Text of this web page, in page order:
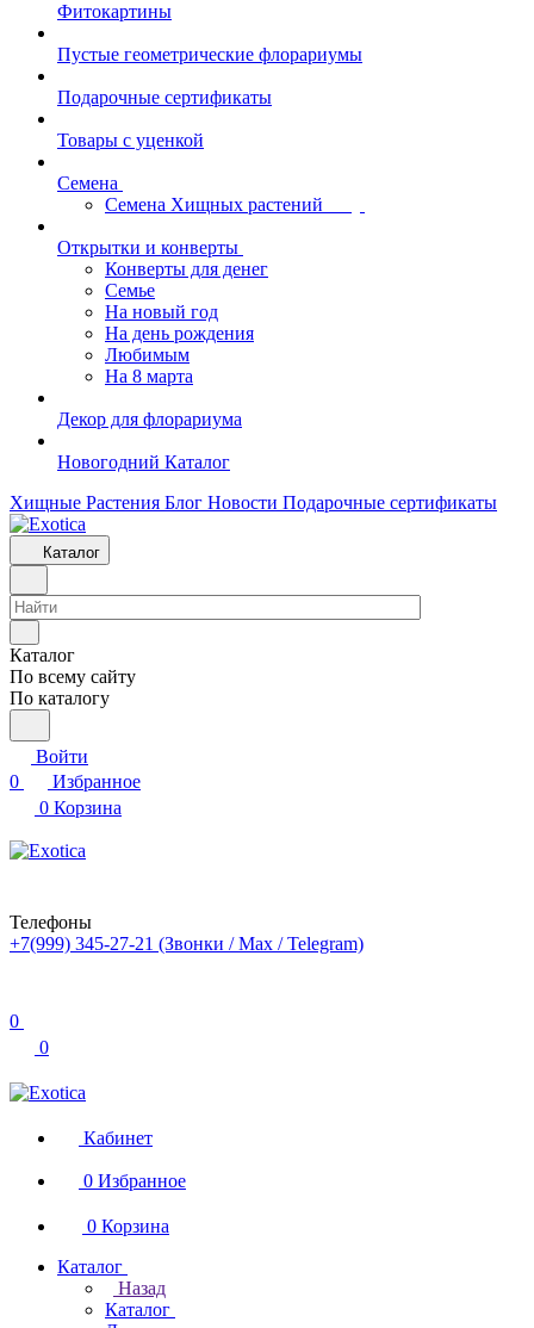
Фитокартины
Пустые геометрические флорариумы
Подарочные сертификаты
Товары с уценкой
Семена
Семена Хищных растений
Открытки и конверты
Конверты для денег
Семье
На новый год
На день рождения
Любимым
На 8 марта
Декор для флорариума
Новогодний Каталог
Хищные Растения Блог Новости Подарочные сертификаты
Каталог
Каталог
По всему сайту
По каталогу
Войти
0
Избранное
0 Корзина
Телефоны
+7(999) 345-27-21 (Звонки / Max / Telegram)
0
0
Кабинет
0 Избранное
0 Корзина
Каталог
Назад
Каталог